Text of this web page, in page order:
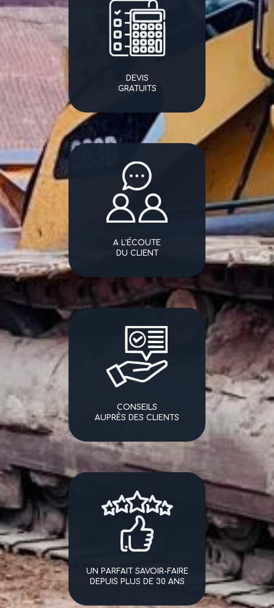
DEVIS
GRATUITS
A L'ÉCOUTE
DU CLIENT
CONSEILS
AUPRÈS DES CLIENTS
UN PARFAIT SAVOIR-FAIRE
DEPUIS PLUS DE 30 ANS